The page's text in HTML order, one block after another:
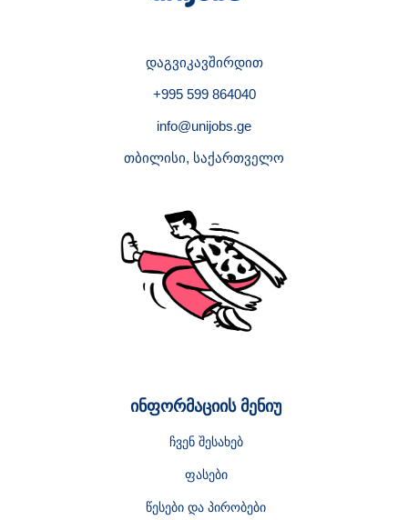
დაგვიკავშირდით
+995 599 864040
info@unijobs.ge
თბილისი, საქართველო
ინფორმაციის მენიუ
ჩვენ შესახებ
ფასები
წესები და პირობები